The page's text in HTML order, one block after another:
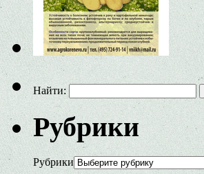
Найти:
Рубрики
Рубрики